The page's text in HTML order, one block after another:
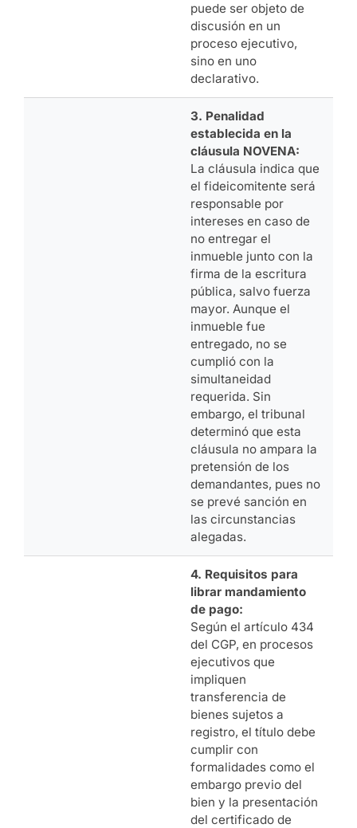
puede ser objeto de
discusión en un
proceso ejecutivo,
sino en uno
declarativo.
3. Penalidad
establecida en la
cláusula NOVENA:
La cláusula indica que
el fideicomitente será
responsable por
intereses en caso de
no entregar el
inmueble junto con la
firma de la escritura
pública, salvo fuerza
mayor. Aunque el
inmueble fue
entregado, no se
cumplió con la
simultaneidad
requerida. Sin
embargo, el tribunal
determinó que esta
cláusula no ampara la
pretensión de los
demandantes, pues no
se prevé sanción en
las circunstancias
alegadas.
4. Requisitos para
librar mandamiento
de pago:
Según el artículo 434
del CGP, en procesos
ejecutivos que
impliquen
transferencia de
bienes sujetos a
registro, el título debe
cumplir con
formalidades como el
embargo previo del
bien y la presentación
del certificado de